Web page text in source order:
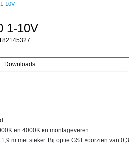
10V
1-10V
Downloads
en 4000K en montageveren.
m met steker. Bij optie GST voorzien van 0,3